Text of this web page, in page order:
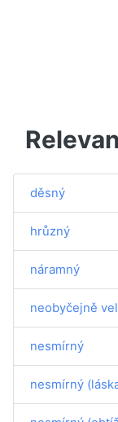
děsný
hrůzný
náramný
neobyčejně
nesmírný
nesmírný